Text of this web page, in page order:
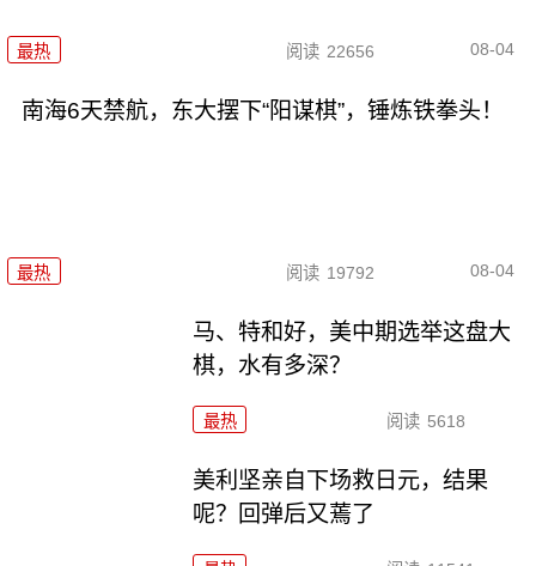
最热 阅读 22656 08-04
南海6天禁航，东大摆下“阳谋棋”，锤炼铁拳头！
最热 阅读 19792 08-04
马、特和好，美中期选举这盘大
棋，水有多深？
最热 阅读 5618
美利坚亲自下场救日元，结果
呢？回弹后又蔫了